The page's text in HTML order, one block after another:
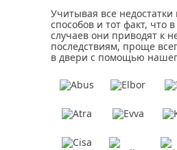
Учитывая все недостатки
способов и тот факт, что
случаев они приводят к
последствиям, проще
в двери с помощью